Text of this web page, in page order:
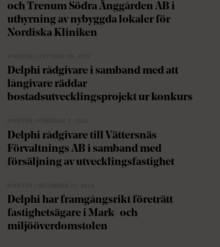
och Trenum Södra Änggården AB i
uthyrning av nybyggda lokaler för
Nordiska Kliniken
Delphi rådgivare i samband med att
långivare räddar
bostadsutvecklingsprojekt ur konkurs
Delphi rådgivare till Vättersnäs
Förvaltnings AB i samband med
försäljning av utvecklingsfastighet
Delphi har framgångsrikt företrätt
fastighetsägare i Mark- och
miljööverdomstolen